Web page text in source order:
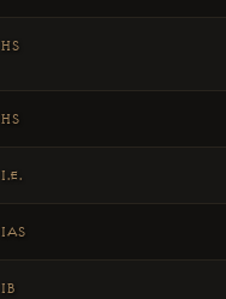
HS
HS
I.E.
IAS
IB